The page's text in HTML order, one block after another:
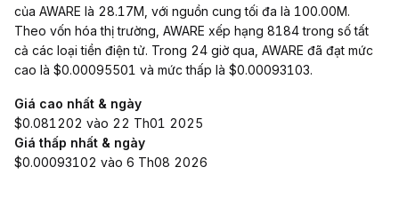
của AWARE là 28.17M, với nguồn cung tối đa là 100.00M.
Theo vốn hóa thị trường, AWARE xếp hạng 8184 trong số tất
cả các loại tiền điện tử. Trong 24 giờ qua, AWARE đã đạt mức
cao là $0.00095501 và mức thấp là $0.00093103.
Giá cao nhất & ngày
$0.081202 vào 22 Th01 2025
Giá thấp nhất & ngày
$0.00093102 vào 6 Th08 2026